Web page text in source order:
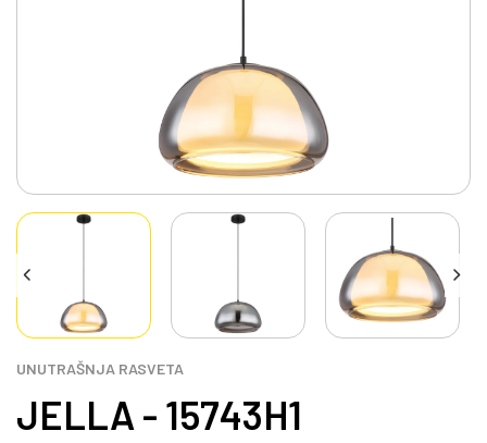
UNUTRAŠNJA RASVETA
JELLA - 15743H1